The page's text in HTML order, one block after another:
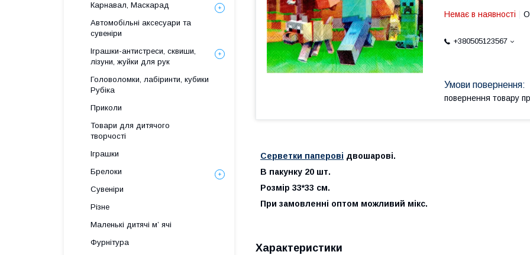
Немає в наявності
+380505123567
повернення товару
Серветки паперові двошарові.
В пакунку 20 шт.
Розмір 33*33 см.
При замовленні оптом можливий мікс.
Характеристики
Карнавал, Маскарад
Автомобільні аксесуари та
сувеніри
Іграшки-антистреси, сквиши,
лізуни, жуйки для рук
Головоломки, лабіринти, кубики
Рубіка
Приколи
Товари для дитячого
творчості
Іграшки
Брелоки
Сувеніри
Різне
Маленькі дитячі м’ ячі
Фурнітура